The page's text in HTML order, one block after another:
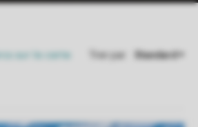
sur la carte Trier par: